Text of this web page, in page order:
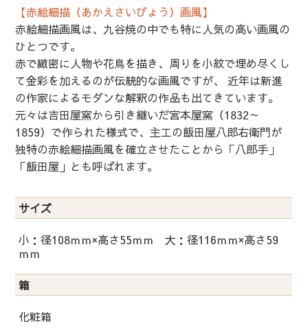
【赤絵細描（あかえさいびょう）画風】
赤絵細描画風は、九谷焼の中でも特に人気の高い画風の
ひとつです。
赤で緻密に人物や花鳥を描き、周りを小紋で埋め尽くし
て金彩を加えるのが伝統的な画風ですが、 近年は新進
の作家によるモダンな解釈の作品も出てきています。
元々は吉田屋窯から引き継いだ宮本屋窯（1832～
1859）で作られた様式で、主工の飯田屋八郎右衛門が
独特の赤絵細描画風を確立させたことから「八郎手」
「飯田屋」とも呼ばれます。
サイズ
小：径108ｍｍ×高さ55ｍｍ 大：径116ｍｍ×高さ59
ｍｍ
箱
化粧箱